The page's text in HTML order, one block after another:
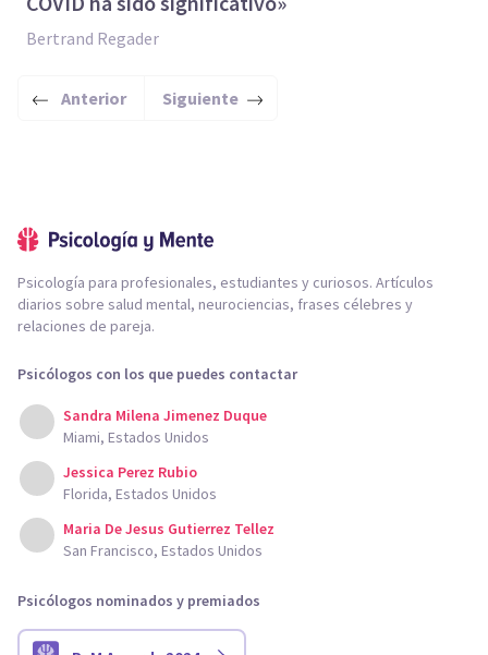
Bertrand Regader
Anterior Siguiente
Psicología para profesionales, estudiantes y curiosos. Artículos
diarios sobre salud mental, neurociencias, frases célebres y
relaciones de pareja.
Psicólogos con los que puedes contactar
Sandra Milena Jimenez Duque
Miami, Estados Unidos
Jessica Perez Rubio
Florida, Estados Unidos
Maria De Jesus Gutierrez Tellez
San Francisco, Estados Unidos
Psicólogos nominados y premiados